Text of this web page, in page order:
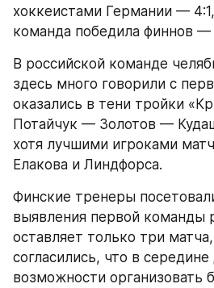
хоккеистами Германии —
команда победила финнов —
В российской команде
здесь много говорили с
оказались в тени тройки
Потайчук — Золотов —
хотя лучшими игроками
Елакова и Линдфорса.
Финские тренеры
выявления первой команды
оставляет только три
согласились, что в
возможности организовать